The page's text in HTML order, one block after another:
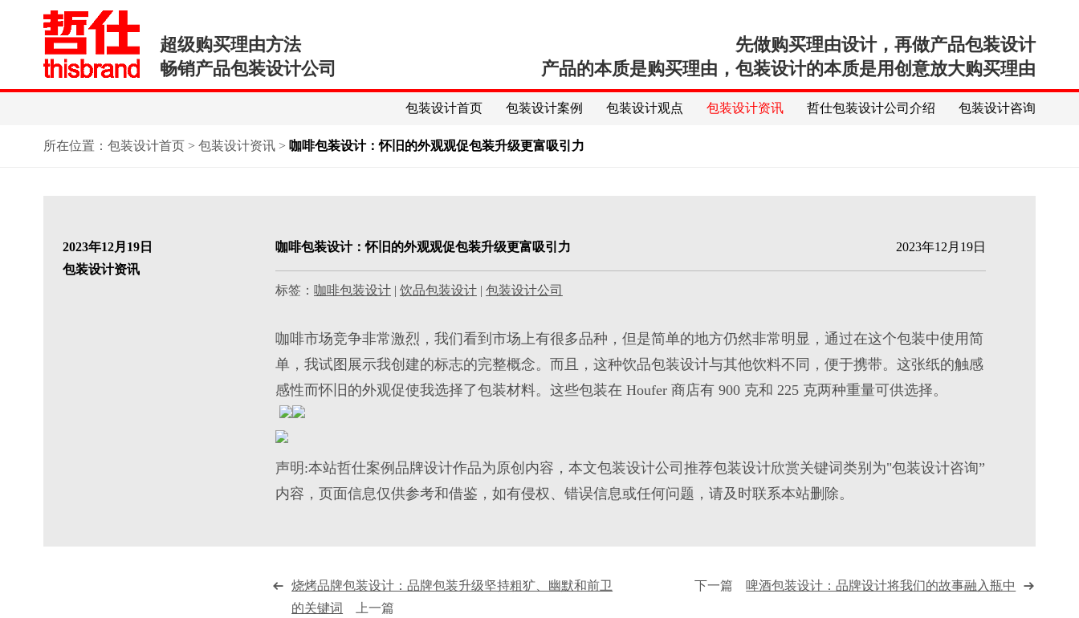
超级购买理由方法
畅销产品包装设计公司
先做购买理由设计，再做产品包装设计
产品的本质是购买理由，包装设计的本质是用创意放大购买理由
包装设计首页 包装设计案例 包装设计观点 包装设计资讯 哲仕包装设计公司介绍 包装设计咨询
所在位置： 包装设计首页> 包装设计资讯> 咖啡包装设计：怀旧的外观观促包装升级更富吸引力
2023年12月19日
包装设计资讯
咖啡包装设计：怀旧的外观观促包装升级更富吸引力 2023年12月19日
标签： 咖啡包装设计| 饮品包装设计| 包装设计公司
咖啡市场竞争非常激烈，我们看到市场上有很多品种，但是简单的地方仍然非常明显，通过在这个包装中使用简
单，我试图展示我创建的标志的完整概念。而且，这种饮品包装设计与其他饮料不同，便于携带。这张纸的触感
感性而怀旧的外观促使我选择了包装材料。这些包装在 Houfer 商店有 900 克和 225 克两种重量可供选择。
声明:本站哲仕案例品牌设计作品为原创内容，本文包装设计公司推荐包装设计欣赏关键词类别为"包装设计咨询”
内容，页面信息仅供参考和借鉴，如有侵权、错误信息或任何问题，请及时联系本站删除。
烧烤品牌包装设计：品牌包装升级坚持粗犷、幽默和前卫
的关键词
上一篇
下一篇 啤酒包装设计：品牌设计将我们的故事融入瓶中